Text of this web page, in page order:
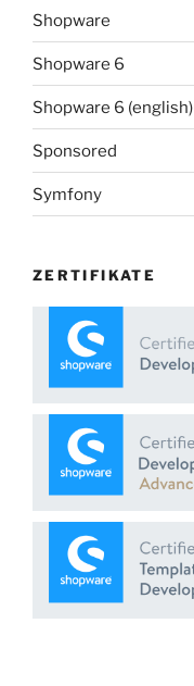
Shopware
Shopware 6
Shopware 6 (english)
Sponsored
Symfony
ZERTIFIKATE